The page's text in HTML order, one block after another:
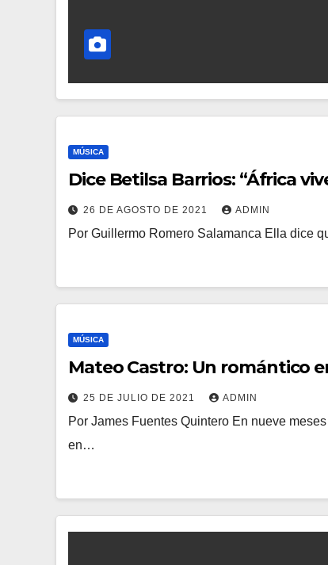
MÚSICA
Dice Betilsa Barrios: “África
26 DE AGOSTO DE 2021 ADMIN
Por Guillermo Romero Salamanca Ella dice
MÚSICA
Mateo Castro: Un romántico
25 DE JULIO DE 2021 ADMIN
Por James Fuentes Quintero En nueve
en…